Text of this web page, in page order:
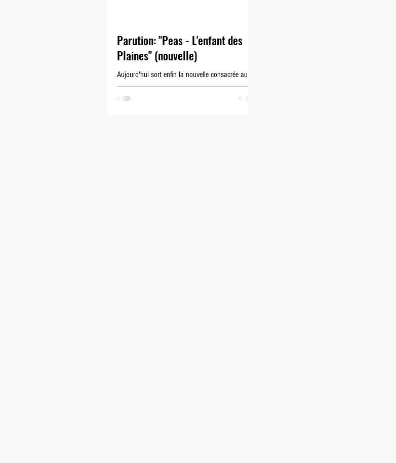
Parution: "Peas - L'enfant des
Plaines" (nouvelle)
Aujourd'hui sort enfin la nouvelle consacrée au
personnage de Peas, que j'ai commencé à écrire il
y a bien trop longtemps. Pour l'occasion